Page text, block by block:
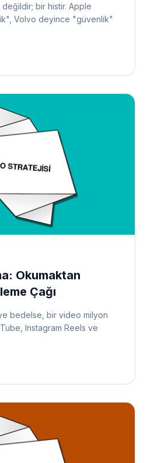
bir histir. Apple
Volvo deyince "güvenlik"
Okumaktan
Çağı
bedelse, bir video milyon
Instagram Reels ve